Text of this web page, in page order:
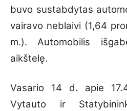
buvo sustabdytas
vairavo neblaivi (1,64
m.). Automobilis
aikštelę.
Vasario 14 d. apie
Vytauto ir